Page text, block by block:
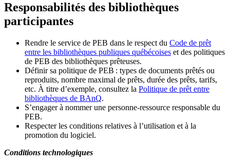
Responsabilités des bibliothèques
participantes
Rendre le service de PEB dans le respect du Code de prêt
entre les bibliothèques publiques québécoises et des politiques
de PEB des bibliothèques prêteuses.
Définir sa politique de PEB : types de documents prêtés ou
reproduits, nombre maximal de prêts, durée des prêts, tarifs,
etc. À titre d’exemple, consultez la Politique de prêt entre
bibliothèques de BAnQ.
S’engager à nommer une personne-ressource responsable du
PEB.
Respecter les conditions relatives à l’utilisation et à la
promotion du logiciel.
Conditions technologiques